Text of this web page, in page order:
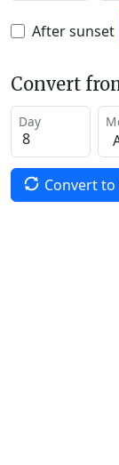
After sunset
Convert
Day
Convert